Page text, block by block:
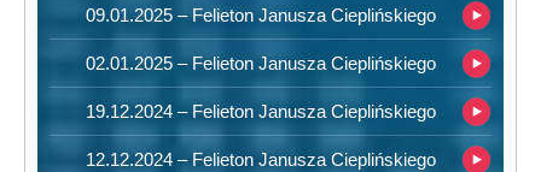
09.01.2025 – Felieton Janusza Cieplińskiego
02.01.2025 – Felieton Janusza Cieplińskiego
19.12.2024 – Felieton Janusza Cieplińskiego
12.12.2024 – Felieton Janusza Cieplińskiego